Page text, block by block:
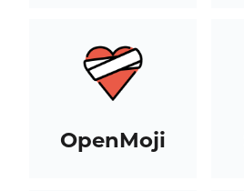
OpenMoji